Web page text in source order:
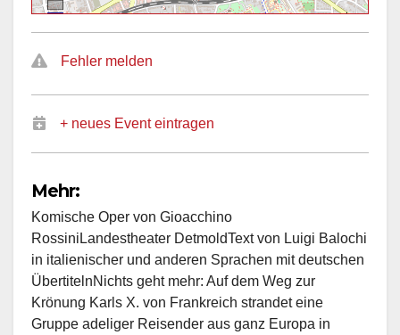
Fehler melden
+ neues Event eintragen
Mehr:
Komische Oper von Gioacchino
RossiniLandestheater DetmoldText von Luigi Balochi
in italienischer und anderen Sprachen mit deutschen
ÜbertitelnNichts geht mehr: Auf dem Weg zur
Krönung Karls X. von Frankreich strandet eine
Gruppe adeliger Reisender aus ganz Europa in